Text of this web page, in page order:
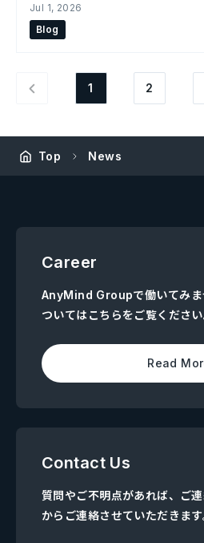
Jul 1, 2026
Blog
1 2
Top News
Career
AnyMind Groupで働いてみま
ついてはこちらをご覧ください
Read
Contact Us
質問やご不明点があれば、ご
からご連絡させていただきます